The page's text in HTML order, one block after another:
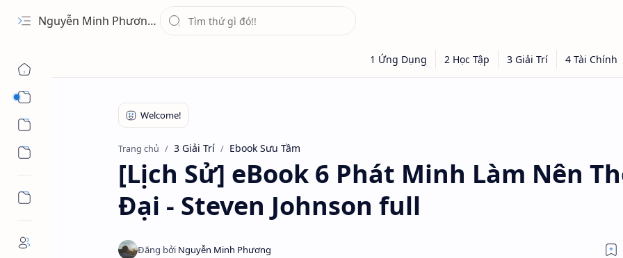
Nguyễn Minh Phương - Blog Chia sẻ Kiến thức Chứng khoán & Tài liệu Toán học
Trang chủ 3 Giải Trí Ebook Sưu Tầm
[Lịch Sử] eBook 6 Phát Minh Làm Nên
Đại - Steven Johnson full